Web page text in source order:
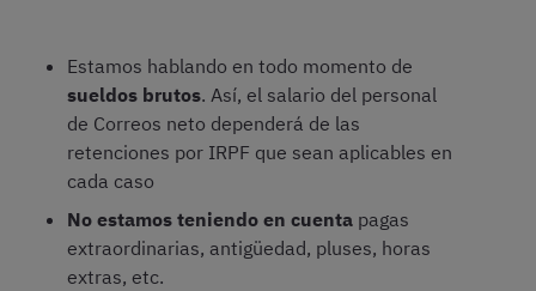
Estamos hablando en todo momento de
sueldos brutos. Así, el salario del personal
de Correos neto dependerá de las
retenciones por IRPF que sean aplicables en
cada caso
No estamos teniendo en cuenta pagas
extraordinarias, antigüedad, pluses, horas
extras, etc.